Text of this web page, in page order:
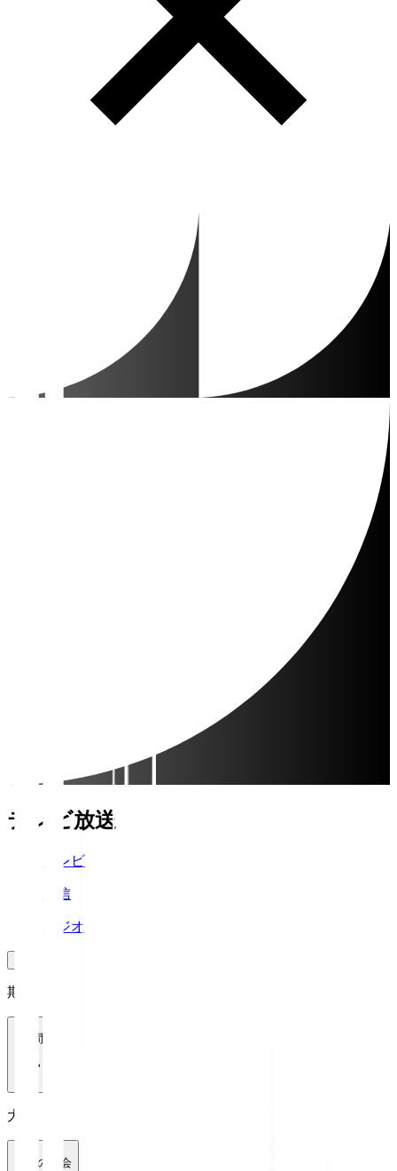
テレビ放送
テレビ
配信
ラジオ
期間
1週間
大会
全ての大会